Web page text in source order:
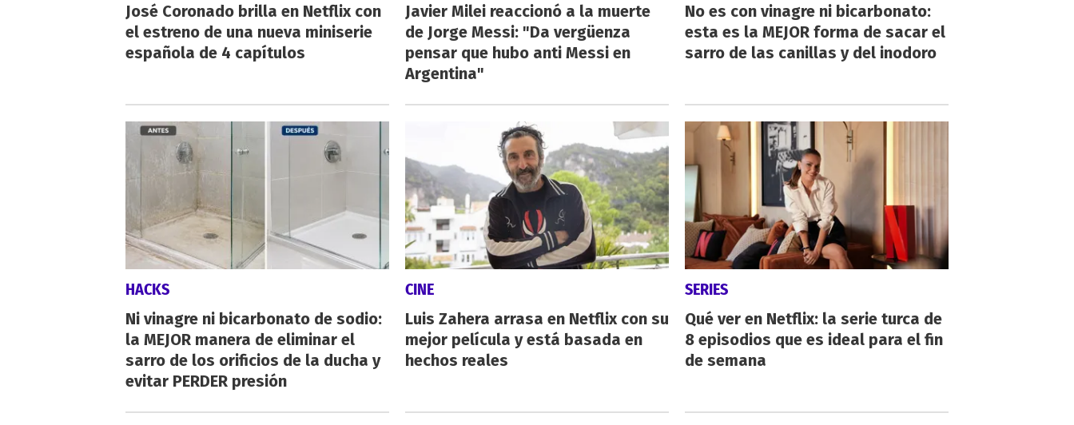
José Coronado brilla en Netflix con
el estreno de una nueva miniserie
española de 4 capítulos
Javier Milei reaccionó a la muerte
de Jorge Messi: "Da vergüenza
pensar que hubo anti Messi en
Argentina"
No es con vinagre ni bicarbonato:
esta es la MEJOR forma de sacar el
sarro de las canillas y del inodoro
HACKS
Ni vinagre ni bicarbonato de sodio:
la MEJOR manera de eliminar el
sarro de los orificios de la ducha y
evitar PERDER presión
CINE
Luis Zahera arrasa en Netflix con su
mejor película y está basada en
hechos reales
SERIES
Qué ver en Netflix: la serie turca de
8 episodios que es ideal para el fin
de semana